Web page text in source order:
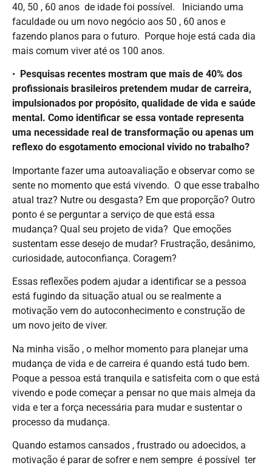
40, 50 , 60 anos de idade foi possível. Iniciando uma
faculdade ou um novo negócio aos 50 , 60 anos e
fazendo planos para o futuro. Porque hoje está cada dia
mais comum viver até os 100 anos.
•⁠ ⁠ Pesquisas recentes mostram que mais de 40% dos
profissionais brasileiros pretendem mudar de carreira,
impulsionados por propósito, qualidade de vida e saúde
mental. Como identificar se essa vontade representa
uma necessidade real de transformação ou apenas um
reflexo do esgotamento emocional vivido no trabalho?
Importante fazer uma autoavaliação e observar como se
sente no momento que está vivendo. O que esse trabalho
atual traz? Nutre ou desgasta? Em que proporção? Outro
ponto é se perguntar a serviço de que está essa
mudança? Qual seu projeto de vida? Que emoções
sustentam esse desejo de mudar? Frustração, desânimo,
curiosidade, autoconfiança. Coragem?
Essas reflexões podem ajudar a identificar se a pessoa
está fugindo da situação atual ou se realmente a
motivação vem do autoconhecimento e construção de
um novo jeito de viver.
Na minha visão , o melhor momento para planejar uma
mudança de vida e de carreira é quando está tudo bem.
Poque a pessoa está tranquila e satisfeita com o que está
vivendo e pode começar a pensar no que mais almeja da
vida e ter a força necessária para mudar e sustentar o
processo da mudança.
Quando estamos cansados , frustrado ou adoecidos, a
motivação é parar de sofrer e nem sempre é possível ter